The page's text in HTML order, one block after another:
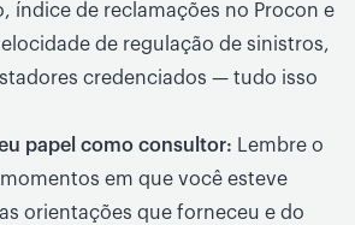
índice de reclamações no Procon e
de regulação de sinistros,
credenciados — tudo isso
papel como consultor: Lembre o
em que você esteve
orientações que forneceu e do